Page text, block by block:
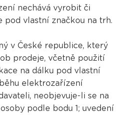
nechává vyrobit či
pod vlastní značkou na trh.
v České republice, který
prodeje, včetně použití
na dálku pod vlastní
elektrozařízení
neobjevuje-li se na
podle bodu 1; uvedení